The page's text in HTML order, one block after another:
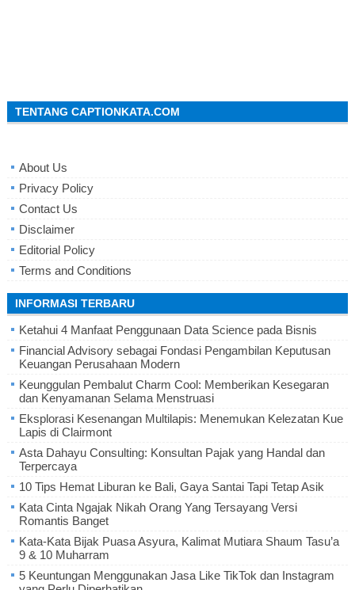
TENTANG CAPTIONKATA.COM
About Us
Privacy Policy
Contact Us
Disclaimer
Editorial Policy
Terms and Conditions
INFORMASI TERBARU
Ketahui 4 Manfaat Penggunaan Data Science pada Bisnis
Financial Advisory sebagai Fondasi Pengambilan Keputusan
Keuangan Perusahaan Modern
Keunggulan Pembalut Charm Cool: Memberikan Kesegaran
dan Kenyamanan Selama Menstruasi
Eksplorasi Kesenangan Multilapis: Menemukan Kelezatan Kue
Lapis di Clairmont
Asta Dahayu Consulting: Konsultan Pajak yang Handal dan
Terpercaya
10 Tips Hemat Liburan ke Bali, Gaya Santai Tapi Tetap Asik
Kata Cinta Ngajak Nikah Orang Yang Tersayang Versi
Romantis Banget
Kata-Kata Bijak Puasa Asyura, Kalimat Mutiara Shaum Tasu’a
9 & 10 Muharram
5 Keuntungan Menggunakan Jasa Like TikTok dan Instagram